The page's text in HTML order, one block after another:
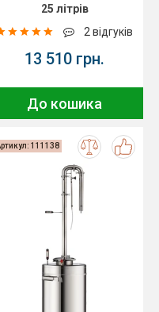
25 літрів
2 відгуків
13 510 грн.
До кошика
111138